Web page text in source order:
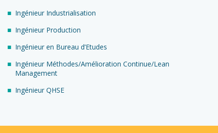
Ingénieur Industrialisation
Ingénieur Production
Ingénieur en Bureau d’Etudes
Ingénieur Méthodes/Amélioration Continue/Lean
Management
Ingénieur QHSE